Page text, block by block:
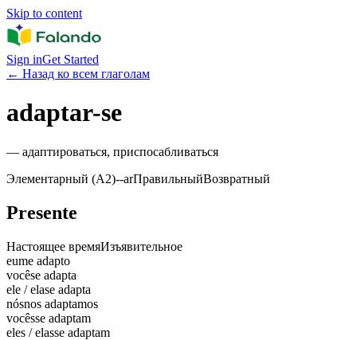
Skip to content
Sign inGet Started
← Назад ко всем глаголам
adaptar-se
— адаптироваться, приспосабливаться
Элементарный (A2)--arПравильныйВозвратный
Presente
Настоящее времяИзъявительное
eume adapto
vocêse adapta
ele / elase adapta
nósnos adaptamos
vocêsse adaptam
eles / elasse adaptam